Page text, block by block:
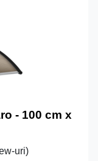
- 100 cm x
uri)